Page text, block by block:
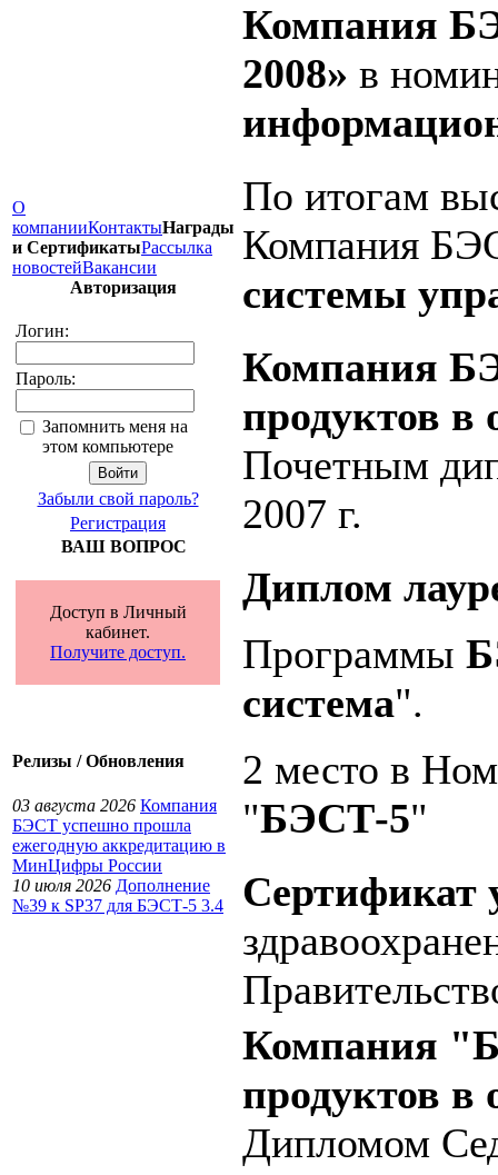
О
компанииКонтактыНаграды
и СертификатыРассылка
новостейВакансии
Авторизация
Логин:
Пароль:
Запомнить меня на
этом компьютере
Забыли свой пароль?
Регистрация
ВАШ ВОПРОС
Доступ в Личный
кабинет.
Получите доступ.
Релизы / Обновления
03 августа 2026 Компания
БЭСТ успешно прошла
ежегодную аккредитацию в
МинЦифры России
10 июля 2026 Дополнение
№39 к SP37 для БЭСТ-5 3.4
Компания
2008» в
По итогам
Компания
системы
Компания
продуктов в
Почетным
2007 г.
Диплом
Программы
система".
2 место в
"БЭСТ-5"
Сертификат
Компания
продуктов в
Дипломом